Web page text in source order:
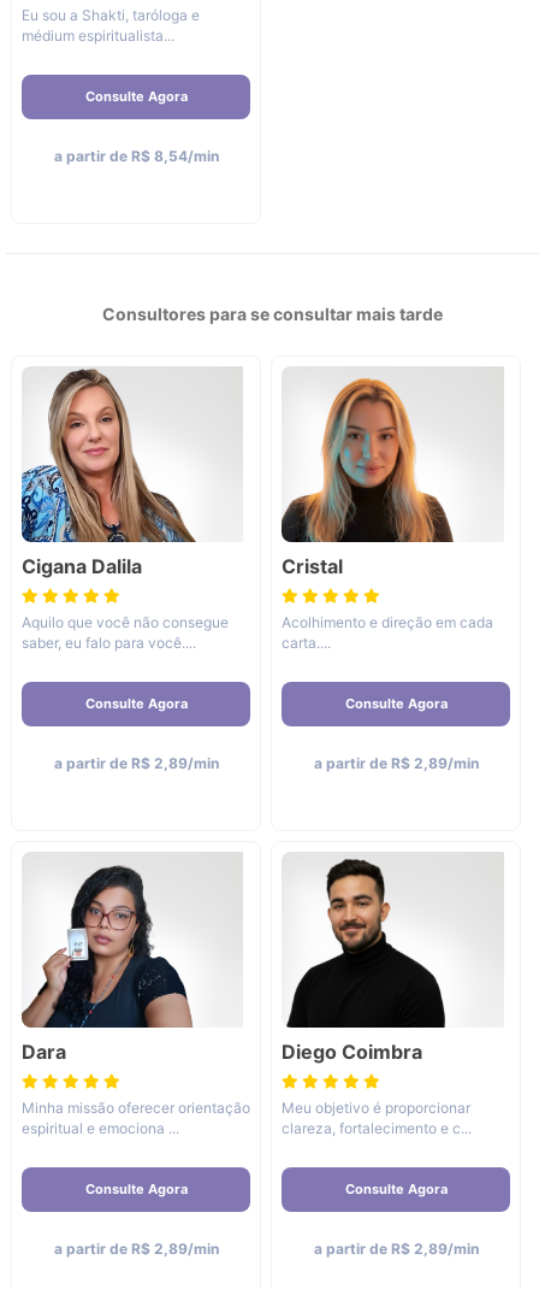
Eu sou a Shakti, taróloga e
médium espiritualista...
Consulte Agora
a partir de R$ 8,54/min
Consultores para se consultar mais tarde
Cigana Dalila
Aquilo que você não consegue
saber, eu falo para você....
Consulte Agora
a partir de R$ 2,89/min
Cristal
Acolhimento e direção em cada
carta....
Consulte Agora
a partir de R$ 2,89/min
Dara
Minha missão oferecer orientação
espiritual e emociona ...
Consulte Agora
a partir de R$ 2,89/min
Diego Coimbra
Meu objetivo é proporcionar
clareza, fortalecimento e c...
Consulte Agora
a partir de R$ 2,89/min